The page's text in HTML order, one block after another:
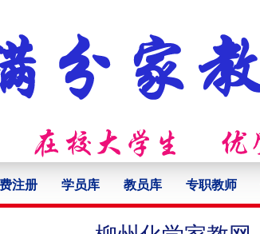
注册 学员库 教员库 专职教师